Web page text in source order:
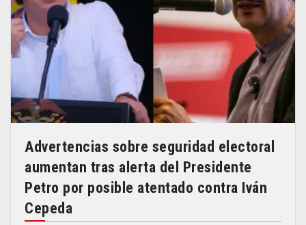
Advertencias sobre seguridad electoral
aumentan tras alerta del Presidente
Petro por posible atentado contra Iván
Cepeda